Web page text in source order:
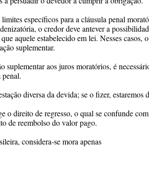
específicos para a cláusula penal
o credor deve antever a
aquele estabelecido em lei. Nesses casos,
suplementar.
suplementar aos juros moratórios, é
penal.
diversa da devida; se o fizer, estaremos
o direito de regresso, o qual se confunde
de reembolso do valor pago.
considera-se mora apenas